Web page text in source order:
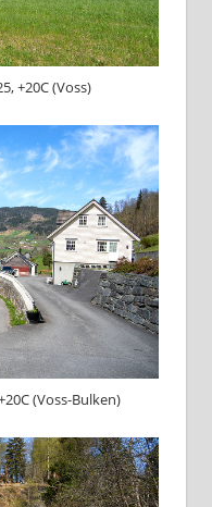
+20C (Voss)
(Voss-Bulken)